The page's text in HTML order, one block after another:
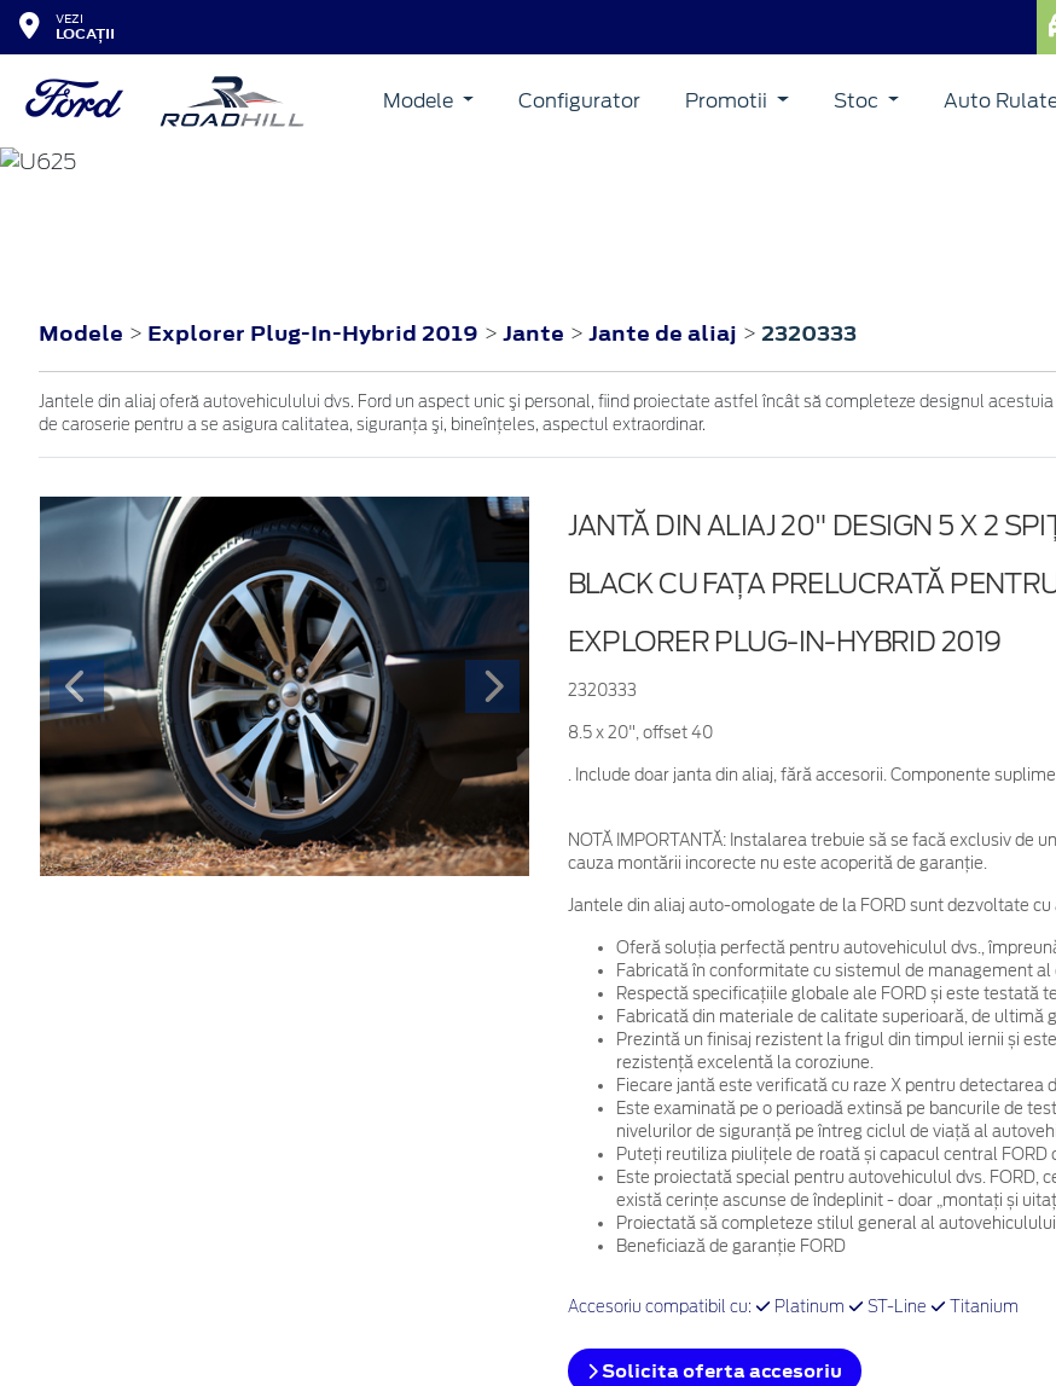
VEZI
LOCAȚII
Modele Configurator Promotii Stoc Auto
Modele > Explorer Plug-In-Hybrid 2019 > Jante > Jante de aliaj > 2320333
Jantele din aliaj oferă autovehiculului dvs. Ford un aspect unic şi personal, fiind proiectate astfel încât să completeze designul
de caroserie pentru a se asigura calitatea, siguranţa şi, bineînţeles, aspectul extraordinar.
JANTĂ DIN ALIAJ 20" DESIGN 5 X 2
BLACK CU FAȚA PRELUCRATĂ
EXPLORER PLUG-IN-HYBRID 2019
2320333
8.5 x 20", offset 40
. Include doar janta din aliaj, fără accesorii. Componente
NOTĂ IMPORTANTĂ:Instalarea trebuie să se facă exclusiv de
cauza montării incorecte nu este acoperită de garanţie.
Jantele din aliaj auto-omologate de la FORD sunt dezvoltate
Oferă soluția perfectă pentru autovehiculul dvs.,
Fabricată în conformitate cu sistemul de management al
Respectă specificațiile globale ale FORD și este testată
Fabricată din materiale de calitate superioară, de ultimă
Prezintă un finisaj rezistent la frigul din timpul iernii și
rezistență excelentă la coroziune.
Fiecare jantă este verificată cu raze X pentru detectarea
Este examinată pe o perioadă extinsă pe bancurile de
nivelurilor de siguranță pe întreg ciclul de viață al
Puteți reutiliza piulițele de roată și capacul central
Este proiectată special pentru autovehiculul dvs. FORD,
există cerințe ascunse de îndeplinit - doar „montați și
Proiectată să completeze stilul general al
Beneficiază de garanție FORD
Accesoriu compatibil cu: Platinum ST-Line Titanium
Solicita oferta accesoriu